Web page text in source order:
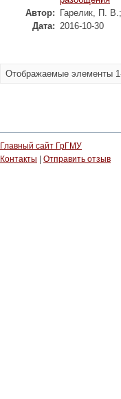
Автор:
Гарелик, П. В.;
Дата: 2016-10-30
Отображаемые элементы
Главный сайт ГрГМУ
Контакты
Отправить отзыв